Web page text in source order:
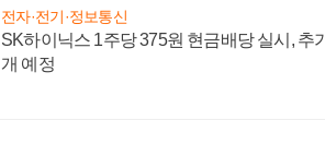
전자·전기·정보통신
SK하이닉스 1주당 375원 현금배당 실시, 추
개 예정